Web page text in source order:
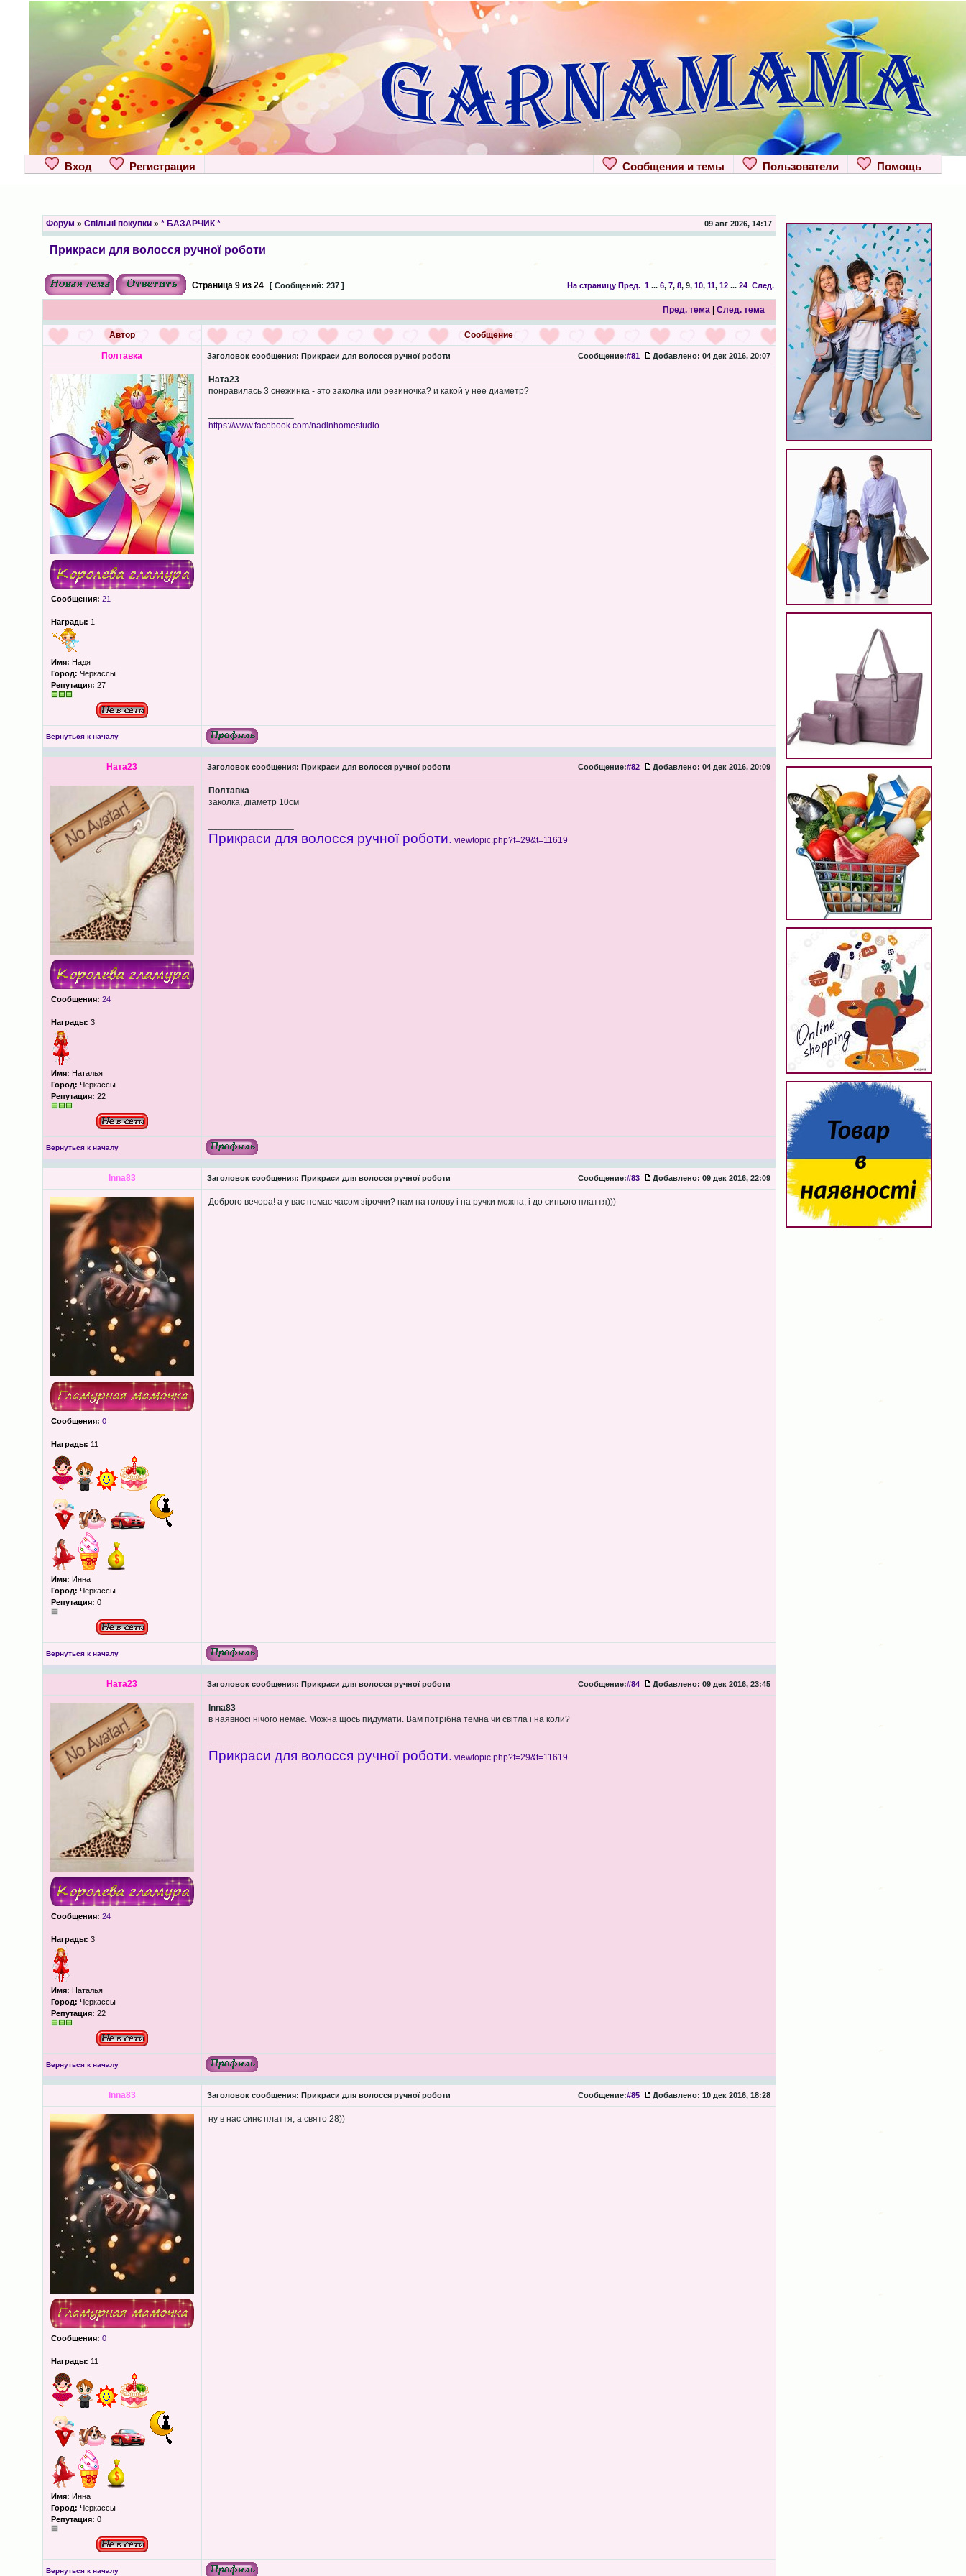
Вход Регистрация Помощь
Пользователи
Сообщения и темы
Форум » Спільні покупки» * БАЗАРЧИК * 09 авг 2026, 14:17
Прикраси для волосся ручної роботи
Страница 9из 24 [ Сообщений: 237 ] На страницу Пред. 1... 6, 7, 8, 9, 10, 11, 12... 24 След.
Пред. тема| След. тема
Автор Сообщение
Полтавка Заголовок сообщения: Прикраси для волосся ручної роботи Сообщение:#81 Добавлено: 04 дек 2016, 20:07
Сообщения: 21
Награды: 1
Имя: Надя
Город: Черкассы
Репутация: 27
Ната23
понравилась 3 снежинка - это заколка или резиночка? и какой у нее диаметр?
https://www.facebook.com/nadinhomestudio
Вернуться к началу
Ната23 Заголовок сообщения: Прикраси для волосся ручної роботи Сообщение:#82 Добавлено: 04 дек 2016, 20:09
Сообщения: 24
Награды: 3
Имя: Наталья
Город: Черкассы
Репутация: 22
Полтавка
заколка, діаметр 10см
Прикраси для волосся ручної роботи. viewtopic.php?f=29&t=11619
Вернуться к началу
Inna83 Заголовок сообщения: Прикраси для волосся ручної роботи Сообщение:#83 Добавлено: 09 дек 2016, 22:09
Сообщения: 0
Награды: 11
Имя: Инна
Город: Черкассы
Репутация: 0
Доброго вечора! а у вас немає часом зірочки? нам на голову і на ручки можна, і до синього плаття)))
Вернуться к началу
Ната23 Заголовок сообщения: Прикраси для волосся ручної роботи Сообщение:#84 Добавлено: 09 дек 2016, 23:45
Сообщения: 24
Награды: 3
Имя: Наталья
Город: Черкассы
Репутация: 22
Inna83
в наявносі нічого немає. Можна щось пидумати. Вам потрібна темна чи світла і на коли?
Прикраси для волосся ручної роботи. viewtopic.php?f=29&t=11619
Вернуться к началу
Inna83 Заголовок сообщения: Прикраси для волосся ручної роботи Сообщение:#85 Добавлено: 10 дек 2016, 18:28
Сообщения: 0
Награды: 11
Имя: Инна
Город: Черкассы
Репутация: 0
ну в нас синє плаття, а свято 28))
Вернуться к началу